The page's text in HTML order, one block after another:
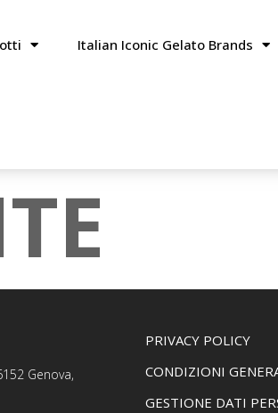
Italian Iconic Gelato Brands
Genova,
PRIVACY POLICY
CONDIZIONI
GESTIONE DATI